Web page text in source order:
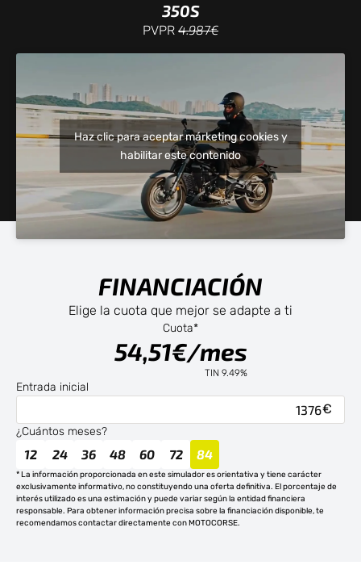
350S
PVPR 4.987€
4.587€
Seguro gratis*
Precio estimado de Venta al Público en Península y Baleares, no vinculante
para el Vendedor Autorizado. IVA al 21% y transporte incluidos. Gastos de
gestoría, tasas e IVTM no incluidos. Consulta todas las condiciones legales
de las promociones y precios de venta al público con nuestros
comerciales.
Haz clic para aceptar márketing cookies y
habilitar este contenido
FINANCIACIÓN
Elige la cuota que mejor se adapte a ti
Cuota*
54,51€/mes
TIN 9.49%
Entrada inicial
¿Cuántos meses?
12 24 36 48 60 72 84
* La información proporcionada en este simulador es orientativa y tiene carácter
exclusivamente informativo, no constituyendo una oferta definitiva. El porcentaje de
interés utilizado es una estimación y puede variar según la entidad financiera
responsable. Para obtener información precisa sobre la financiación disponible, te
recomendamos contactar directamente con MOTOCORSE.